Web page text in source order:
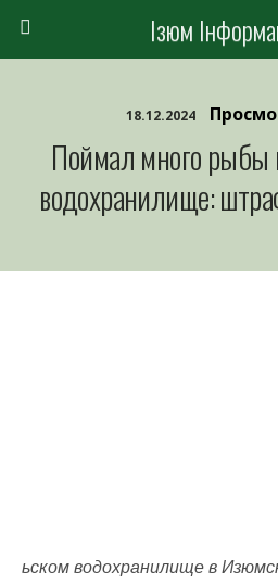
Ізюм
18.12.2024
Поймал много рыбы
водохранилище:
ьском водохранилище в